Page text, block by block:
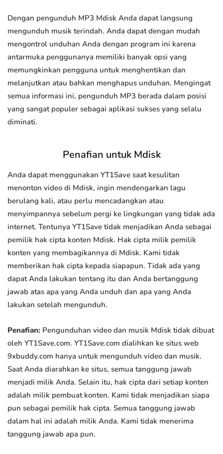
Dengan pengunduh MP3 Mdisk Anda dapat langsung
mengunduh musik terindah. Anda dapat dengan mudah
mengontrol unduhan Anda dengan program ini karena
antarmuka penggunanya memiliki banyak opsi yang
memungkinkan pengguna untuk menghentikan dan
melanjutkan atau bahkan menghapus unduhan. Mengingat
semua informasi ini, pengunduh MP3 berada dalam posisi
yang sangat populer sebagai aplikasi sukses yang selalu
diminati.
Penafian untuk Mdisk
Anda dapat menggunakan YT1Save saat kesulitan
menonton video di Mdisk, ingin mendengarkan lagu
berulang kali, atau perlu mencadangkan atau
menyimpannya sebelum pergi ke lingkungan yang tidak ada
internet. Tentunya YT1Save tidak menjadikan Anda sebagai
pemilik hak cipta konten Mdisk. Hak cipta milik pemilik
konten yang membagikannya di Mdisk. Kami tidak
memberikan hak cipta kepada siapapun. Tidak ada yang
dapat Anda lakukan tentang itu dan Anda bertanggung
jawab atas apa yang Anda unduh dan apa yang Anda
lakukan setelah mengunduh.
Penafian: Pengunduhan video dan musik Mdisk tidak dibuat
oleh YT1Save.com. YT1Save.com dialihkan ke situs web
9xbuddy.com hanya untuk mengunduh video dan musik.
Saat Anda diarahkan ke situs, semua tanggung jawab
menjadi milik Anda. Selain itu, hak cipta dari setiap konten
adalah milik pembuat konten. Kami tidak menjadikan siapa
pun sebagai pemilik hak cipta. Semua tanggung jawab
dalam hal ini adalah milik Anda. Kami tidak menerima
tanggung jawab apa pun.